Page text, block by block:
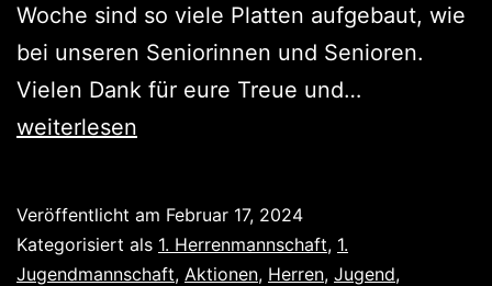
Woche sind so viele Platten aufgebaut, wie
bei unseren Seniorinnen und Senioren.
Vielen Dank für eure Treue und…
weiterlesen
Veröffentlicht am Februar 17, 2024
Kategorisiert als 1. Herrenmannschaft, 1.
Jugendmannschaft, Aktionen, Herren, Jugend,